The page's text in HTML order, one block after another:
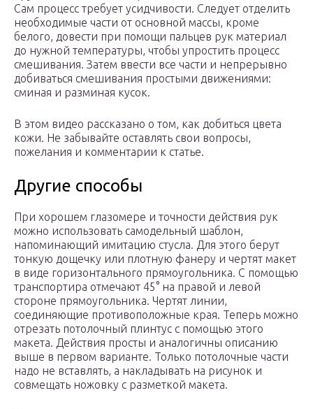
Сам процесс требует усидчивости. Следует отделить
необходимые части от основной массы, кроме
белого, довести при помощи пальцев рук материал
до нужной температуры, чтобы упростить процесс
смешивания. Затем ввести все части и непрерывно
добиваться смешивания простыми движениями:
сминая и разминая кусок.
В этом видео рассказано о том, как добиться цвета
кожи. Не забывайте оставлять свои вопросы,
пожелания и комментарии к статье.
Другие способы
При хорошем глазомере и точности действия рук
можно использовать самодельный шаблон,
напоминающий имитацию стусла. Для этого берут
тонкую дощечку или плотную фанеру и чертят макет
в виде горизонтального прямоугольника. С помощью
транспортира отмечают 45° на правой и левой
стороне прямоугольника. Чертят линии,
соединяющие противоположные края. Теперь можно
отрезать потолочный плинтус с помощью этого
макета. Действия просты и аналогичны описанию
выше в первом варианте. Только потолочные части
надо не вставлять, а накладывать на рисунок и
совмещать ножовку с разметкой макета.